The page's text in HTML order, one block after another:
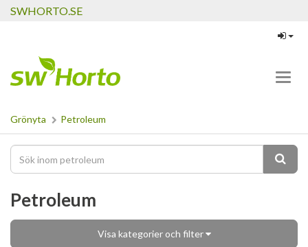
SWHORTO.SE
Grönyta Petroleum
Petroleum
Visa kategorier och filter